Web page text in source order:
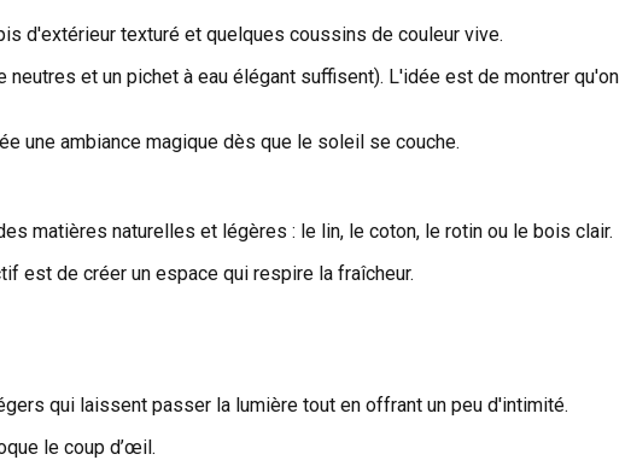
d'extérieur texturé et quelques coussins de couleur vive.
et un pichet à eau élégant suffisent). L'idée est de montrer qu'on
une ambiance magique dès que le soleil se couche.
matières naturelles et légères : le lin, le coton, le rotin ou le bois clair.
est de créer un espace qui respire la fraîcheur.
qui laissent passer la lumière tout en offrant un peu d'intimité.
le coup d’œil.